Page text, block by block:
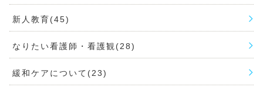
新人教育(45)
なりたい看護師・看護観(28)
緩和ケアについて(23)